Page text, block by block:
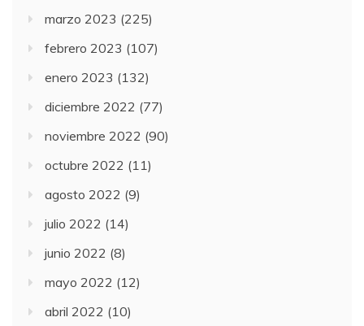
marzo 2023 (225)
febrero 2023 (107)
enero 2023 (132)
diciembre 2022 (77)
noviembre 2022 (90)
octubre 2022 (11)
agosto 2022 (9)
julio 2022 (14)
junio 2022 (8)
mayo 2022 (12)
abril 2022 (10)